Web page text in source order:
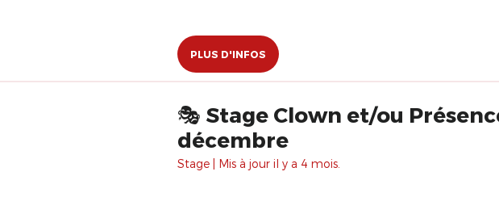
PLUS D'INFOS
🎭 Stage Clown et/ou
décembre
Stage | Mis à jour il y a 4 mois.